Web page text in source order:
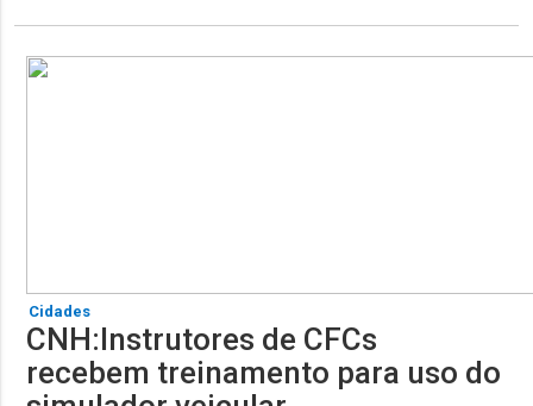
Cidades
CNH:Instrutores de CFCs
recebem treinamento para uso do